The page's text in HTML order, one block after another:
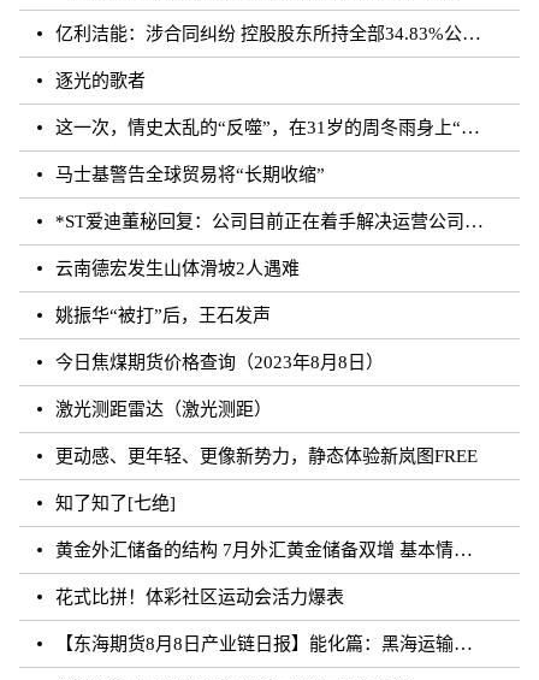
亿利洁能：涉合同纠纷 控股股东所持全部34.83%公司股份被司法轮候冻结
逐光的歌者
这一次，情史太乱的“反噬”，在31岁的周冬雨身上“应验”了！
马士基警告全球贸易将“长期收缩”
*ST爱迪董秘回复：公司目前正在着手解决运营公司剩余无法确权的委托代销商品相关事宜，如有进展
云南德宏发生山体滑坡2人遇难
姚振华“被打”后，王石发声
今日焦煤期货价格查询（2023年8月8日）
激光测距雷达（激光测距）
更动感、更年轻、更像新势力，静态体验新岚图FREE
知了知了[七绝]
黄金外汇储备的结构 7月外汇黄金储备双增 基本情况讲解
花式比拼！体彩社区运动会活力爆表
【东海期货8月8日产业链日报】能化篇：黑海运输风险未发酵，油价下跌